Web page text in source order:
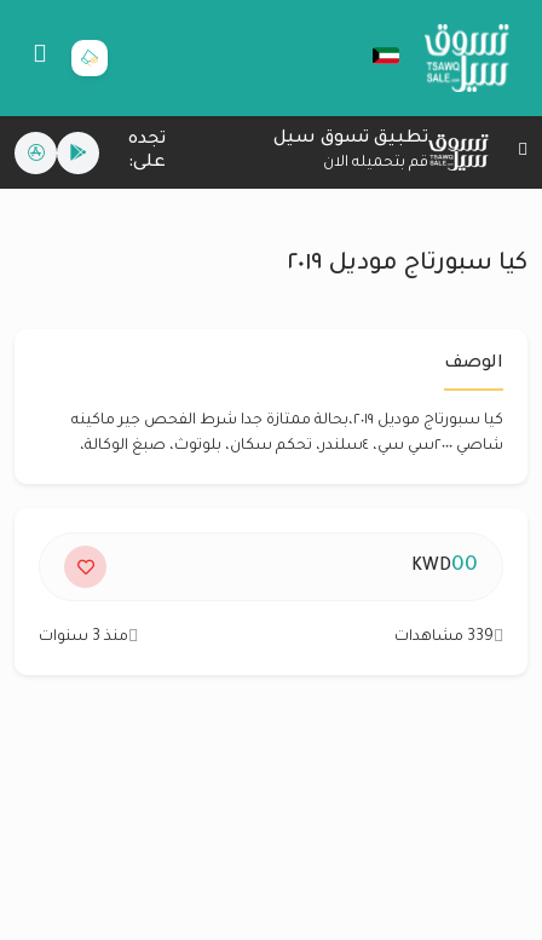
تطبيق تسوق سيل
قم بتحميله الان
تجده
على:
كيا سبورتاج موديل ٢٠١٩
الوصف
كيا سبورتاج موديل ٢٠١٩،بحالة ممتازة جدا شرط الفحص جير ماكينه
شاصي ٢٠٠٠سي سي، ٤سلندر، تحكم سكان، بلوتوث، صبغ الوكالة،
00
KWD
339 مشاهدات منذ 3 سنوات